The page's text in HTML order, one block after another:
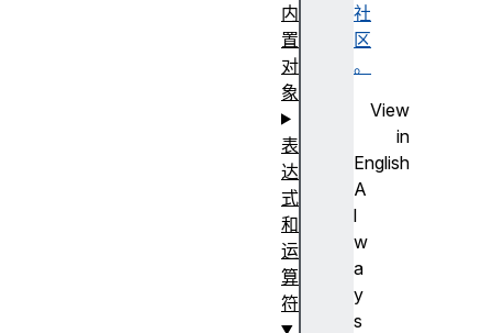
社
区
。
View
in
English
A
l
w
a
y
s
内
置
对
象
表
达
式
和
运
算
符